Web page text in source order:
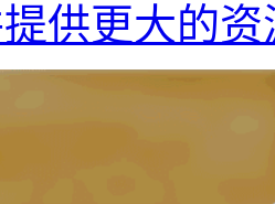
供更大的